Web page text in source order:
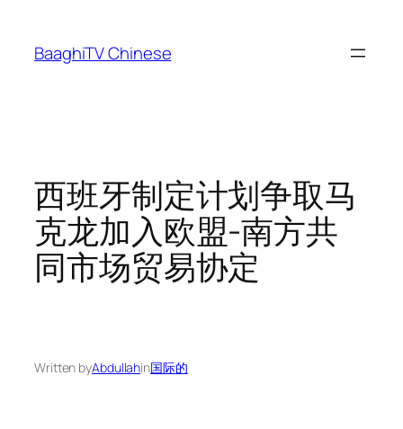
content
BaaghiTV Chinese
西班牙制定计划争取马
克龙加入欧盟-南方共
同市场贸易协定
Written byAbdullahin国际的